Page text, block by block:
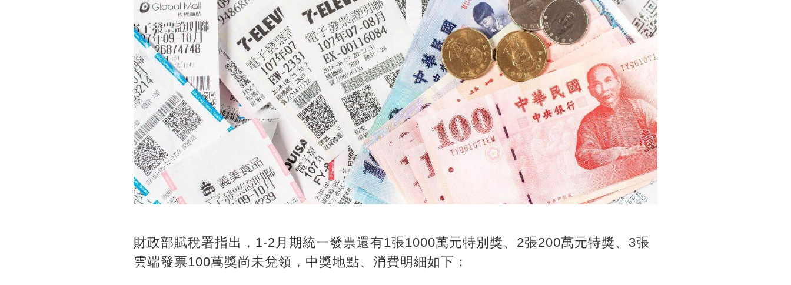
財政部賦稅署指出，1-2月期統一發票還有1張1000萬元特別獎、2張200萬元特獎、3張
雲端發票100萬獎尚未兌領，中獎地點、消費明細如下：